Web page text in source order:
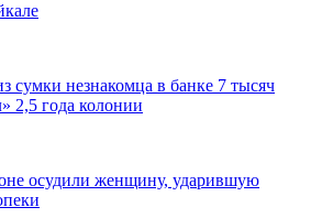
сумки незнакомца в банке 7 тысяч
2,5 года колонии
осудили женщину, ударившую